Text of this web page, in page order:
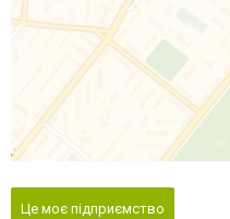
Це моє підприємство